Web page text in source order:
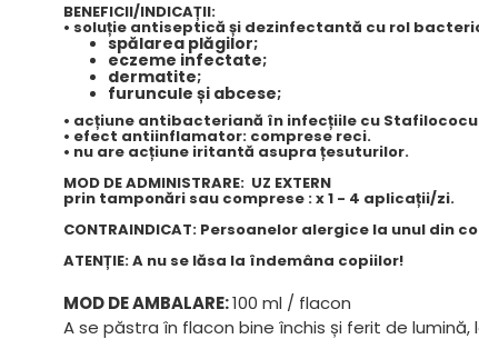
BENEFICII/INDICAȚII:
• soluție antiseptică și dezinfectantă cu rol
spălarea plăgilor;
eczeme infectate;
dermatite;
furuncule și abcese;
• acțiune antibacteriană în infecțiile cu
• efect antiinflamator: comprese reci.
• nu are acțiune iritantă asupra țesuturilor.
MOD DE ADMINISTRARE: UZ EXTERN
prin tamponări sau comprese : x 1 - 4 aplicații/zi.
CONTRAINDICAT: Persoanelor alergice la unul din
ATENȚIE:A nu se lăsa la îndemâna copiilor!
MOD DE AMBALARE:100 ml / flacon
A se păstra în flacon bine închis și ferit de lumină,